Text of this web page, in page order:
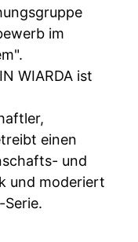
im
WIARDA ist
einen
und
und moderiert
Serie.